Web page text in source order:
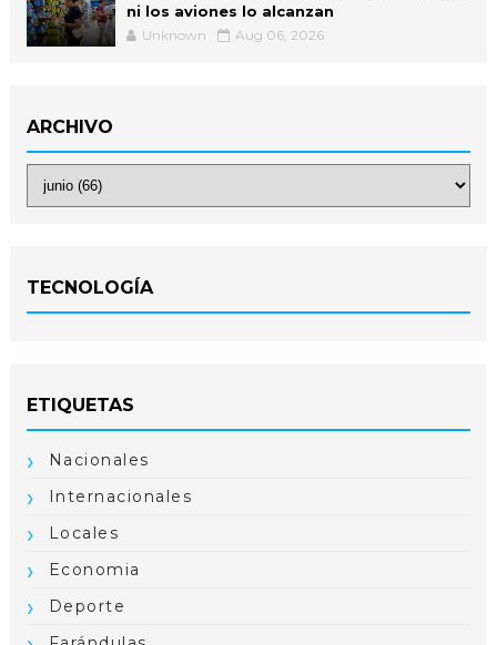
ni los aviones lo alcanzan
Unknown Aug 06, 2026
ARCHIVO
TECNOLOGÍA
ETIQUETAS
Nacionales
Internacionales
Locales
Economia
Deporte